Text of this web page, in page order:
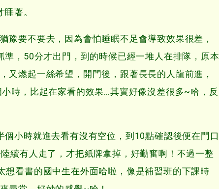
著。
要不要去，因為會怕睡眠不足會導致效果很差，
，50分才出門，到的時候已經一堆人在排隊，原本
又燃起一絲希望，開門後，跟著長長的人龍前進，
時，比起在家看的效果…其實好像沒差很多~哈，反
小時就進去看有沒有空位，到10點確認後便在門口
續有人走了，才把紙牌拿掉，好勤奮啊！不過一整
看書的國中生在外面哈啦，像是補習班的下課時